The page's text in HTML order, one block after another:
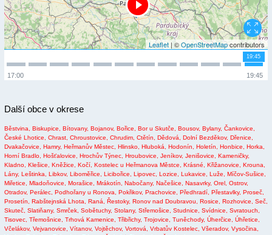
Leaflet | ©OpenStreetMapcontributors
19:45
19:45
17:00
Další obce v okrese
Běstvina, Biskupice, Bítovany, Bojanov, Bořice, Bor u Skutče, Bousov, Bylany, Čankovice,
České Lhotice,
Chrast, Chroustovice, Chrudim, Ctětín, Dědová, Dolní Bezděkov, Dřenice,
Dvakačovice,
Hamry, Heřmanův Městec, Hlinsko, Hluboká, Hodonín, Holetín, Honbice,
Horka,
Horní Bradlo, Hošťalovice, Hrochův Týnec, Hroubovice, Jeníkov, Jenišovice,
Kameničky,
Kladno, Klešice, Kněžice, Kočí, Kostelec u Heřmanova Městce, Krásné, Křižanovice,
Krouna,
Lány, Leštinka, Libkov, Liboměřice, Licibořice, Lipovec, Lozice, Lukavice, Luže,
Míčov-Sušice,
Miřetice,
Mladoňovice, Morašice, Mrákotín, Nabočany, Načešice, Nasavrky, Orel, Ostrov,
Otradov, Perálec, Podhořany u Ronova, Pokřikov, Prachovice, Předhradí, Přestavlky, Proseč,
Prosetín,
Rabštejnská Lhota, Raná, Řestoky, Ronov nad Doubravou, Rosice, Rozhovice,
Seč,
Skuteč, Slatiňany, Smrček, Sobětuchy, Stolany, Střemošice, Studnice, Svídnice,
Svratouch,
Tisovec, Třemošnice, Trhová Kamenice, Třibřichy, Trojovice, Tuněchody, Úherčice,
Úhřetice,
Včelákov, Vejvanovice, Vítanov, Vojtěchov, Vortová, Vrbatův Kostelec, Všeradov, Vysočina,